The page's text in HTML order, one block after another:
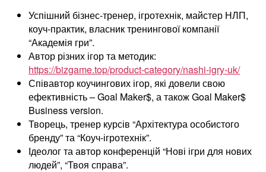
Успішний бізнес-тренер, ігротехнік, майстер НЛП,
коуч-практик, власник тренингової компанії
“Академія гри”.
Автор різних ігор та методик:
https://bizgame.top/product-category/nashi-igry-uk/
Співавтор коучингових ігор, які довели свою
ефективність – Goal Maker$, а також Goal Maker$
Business version.
Творець, тренер курсів “Архітектура особистого
бренду” та “Коуч-ігротехнік”.
Ідеолог та автор конференцій “Нові ігри для нових
людей”, “Твоя справа”.